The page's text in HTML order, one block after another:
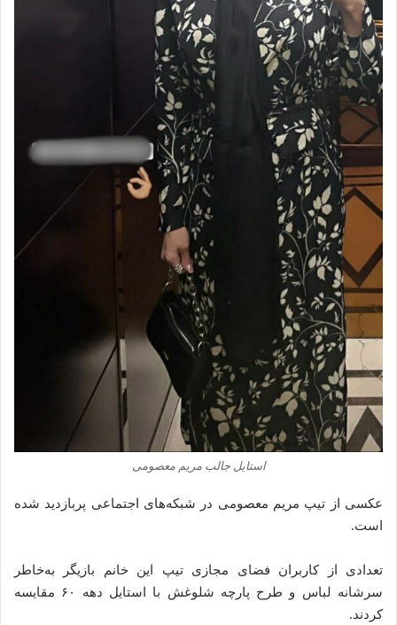
استایل جالب مریم معصومی
عکسی از تیپ مریم معصومی در شبکه‌های اجتماعی پربازدید شده
است.
تعدادی از کاربران فضای مجازی تیپ این خانم بازیگر به‌خاطر
سرشانه لباس و طرح پارچه شلوغش با استایل دهه ۶۰ مقایسه
کردند.